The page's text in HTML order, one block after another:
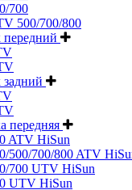
700
500/700/800
передний
передняя
ATV HiSun
500/700/800 ATV
700 UTV HiSun
UTV HiSun